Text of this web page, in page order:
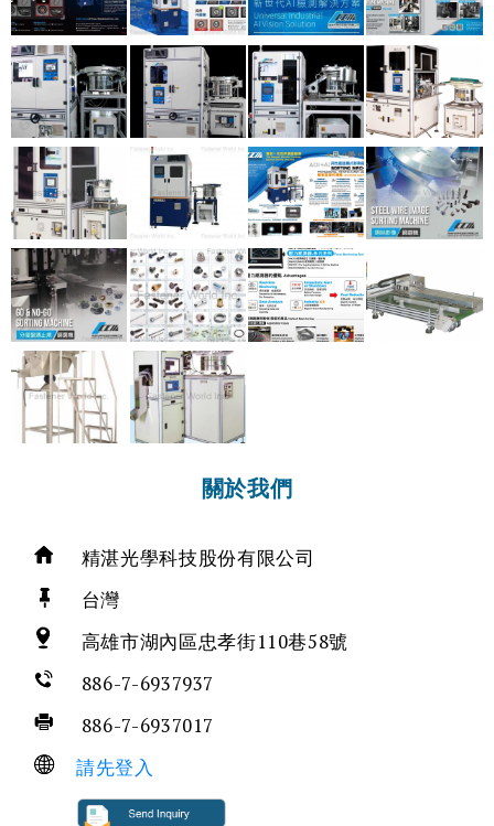
關於我們
精湛光學科技股份有限公司
台灣
高雄市湖內區忠孝街110巷58號
886-7-6937937
886-7-6937017
請先登入